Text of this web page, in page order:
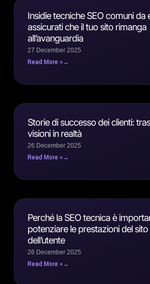
Insidie ​​tecniche SEO comuni da
assicurati che il tuo sito rimanga
all’avanguardia
27 December 2025
Read More »
Storie di successo dei clienti:
visioni in realtà
26 December 2025
Read More »
Perché la SEO tecnica è
potenziare le prestazioni del sito
dell’utente
26 December 2025
Read More »